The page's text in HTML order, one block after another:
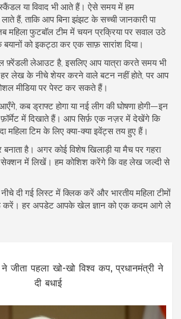
स्कैंडल या विवाद भी आते हैं। ऐसे समय में हम
हैं, ताकि आप बिना झंझट के सच्ची जानकारी पा
फुटबॉल टीम में चयन प्रक्रिया पर सवाल उठे
को इकट्ठा कर एक साफ़ सारांश दिया।
फ़्रेंडली लेआउट है, इसलिए आप यात्रा करते समय भी
लेख के नीचे शेयर करने वाले बटन नहीं होते, पर आप
मीडिया पर पेस्ट कर सकते हैं।
कब ड्राफ्ट होगा या नई लीग की घोषणा होगी—इन
में दिखाते हैं। आप सिर्फ़ एक नज़र में देखेंगे कि
टिम के लिए क्या-क्या इवेंट्स तय हुए हैं।
है। अगर कोई विशेष खिलाड़ी या मैच पर गहरा
सेक्शन में लिखें। हम कोशिश करेंगे कि वह लेख जल्दी से
दी गई लिस्ट में क्लिक करें और भारतीय महिला टीमों
करें। हर अपडेट आपके खेल ज्ञान को एक कदम आगे ले
ने जीता पहला खो-खो विश्व कप, प्रधानमंत्री ने
दी बधाई